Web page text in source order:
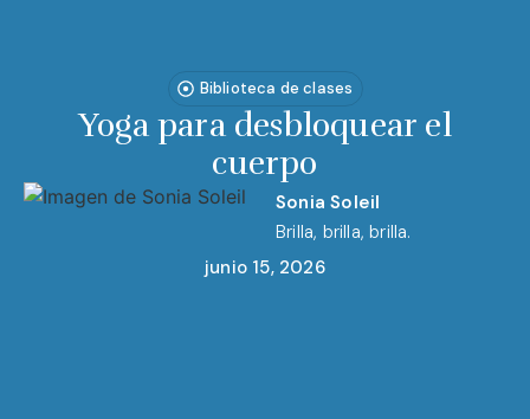
Biblioteca de clases
Yoga para desbloquear el
cuerpo
junio 15, 2026
Sonia Soleil
Brilla, brilla, brilla.